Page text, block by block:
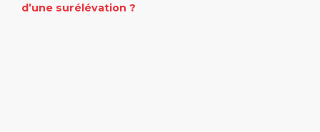
d’une surélévation ?